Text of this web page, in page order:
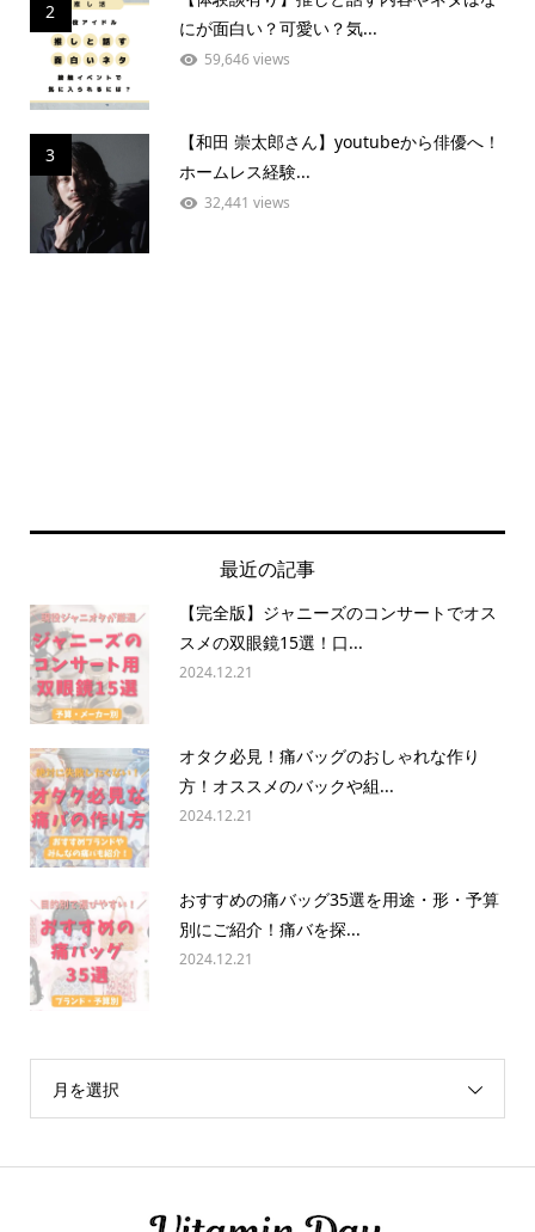
2
にが面白い？可愛い？気...
59,646 views
3
【和田 崇太郎さん】youtubeから俳優へ！
ホームレス経験...
32,441 views
最近の記事
【完全版】ジャニーズのコンサートでオス
スメの双眼鏡15選！口...
2024.12.21
オタク必見！痛バッグのおしゃれな作り
方！オススメのバックや組...
2024.12.21
おすすめの痛バッグ35選を用途・形・予算
別にご紹介！痛バを探...
2024.12.21
月を選択